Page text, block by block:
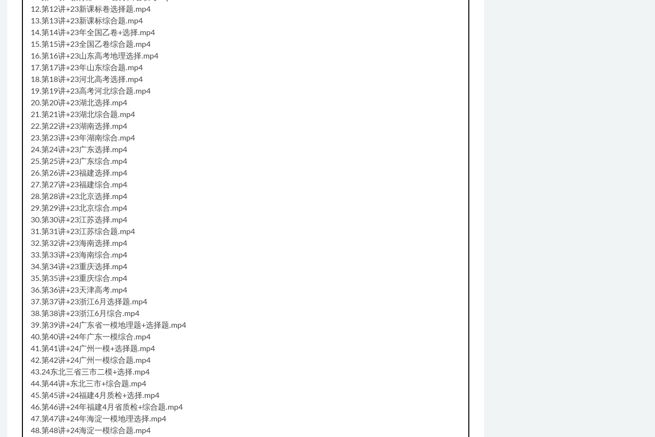
12.第12讲+23新课标卷选择题.mp4
13.第13讲+23新课标综合题.mp4
14.第14讲+23年全国乙卷+选择.mp4
15.第15讲+23全国乙卷综合题.mp4
16.第16讲+23山东高考地理选择.mp4
17.第17讲+23年山东综合题.mp4
18.第18讲+23河北高考选择.mp4
19.第19讲+23高考河北综合题.mp4
20.第20讲+23湖北选择.mp4
21.第21讲+23湖北综合题.mp4
22.第22讲+23湖南选择.mp4
23.第23讲+23年湖南综合.mp4
24.第24讲+23广东选择.mp4
25.第25讲+23广东综合.mp4
26.第26讲+23福建选择.mp4
27.第27讲+23福建综合.mp4
28.第28讲+23北京选择.mp4
29.第29讲+23北京综合.mp4
30.第30讲+23江苏选择.mp4
31.第31讲+23江苏综合题.mp4
32.第32讲+23海南选择.mp4
33.第33讲+23海南综合.mp4
34.第34讲+23重庆选择.mp4
35.第35讲+23重庆综合.mp4
36.第36讲+23天津高考.mp4
37.第37讲+23浙江6月选择题.mp4
38.第38讲+23浙江6月综合.mp4
39.第39讲+24广东省一模地理题+选择题.mp4
40.第40讲+24年广东一模综合.mp4
41.第41讲+24广州一模+选择题.mp4
42.第42讲+24广州一模综合题.mp4
43.24东北三省三市二模+选择.mp4
44.第44讲+东北三市+综合题.mp4
45.第45讲+24福建4月质检+选择.mp4
46.第46讲+24年福建4月省质检+综合题.mp4
47.第47讲+24年海淀一模地理选择.mp4
48.第48讲+24海淀一模综合题.mp4